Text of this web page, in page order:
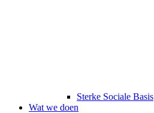
Sterke Sociale Basis
Wat we doen